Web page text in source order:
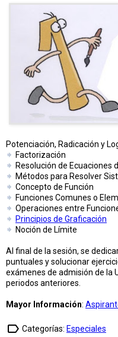
Potenciación, Radicación y
Factorización
Resolución de Ecuaciones
Métodos para Resolver
Concepto de Función
Funciones Comunes o
Operaciones entre
Principios de Graficación
Noción de Límite
Al final de la sesión, se
puntuales y solucionar
exámenes de admisión de la
periodos anteriores.
Mayor Información:
label_outline Categorías: Especiales